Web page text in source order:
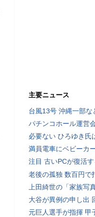
主要ニュース
台風13号 沖縄一部な
パチンコホール運営
必要ない ひろゆき氏
満員電車にベビーカ
注目 古いPCが復活
老後の孤独 数百円で
上田綺世の「家族写
大谷が異例の申し出
元巨人選手が指揮 甲